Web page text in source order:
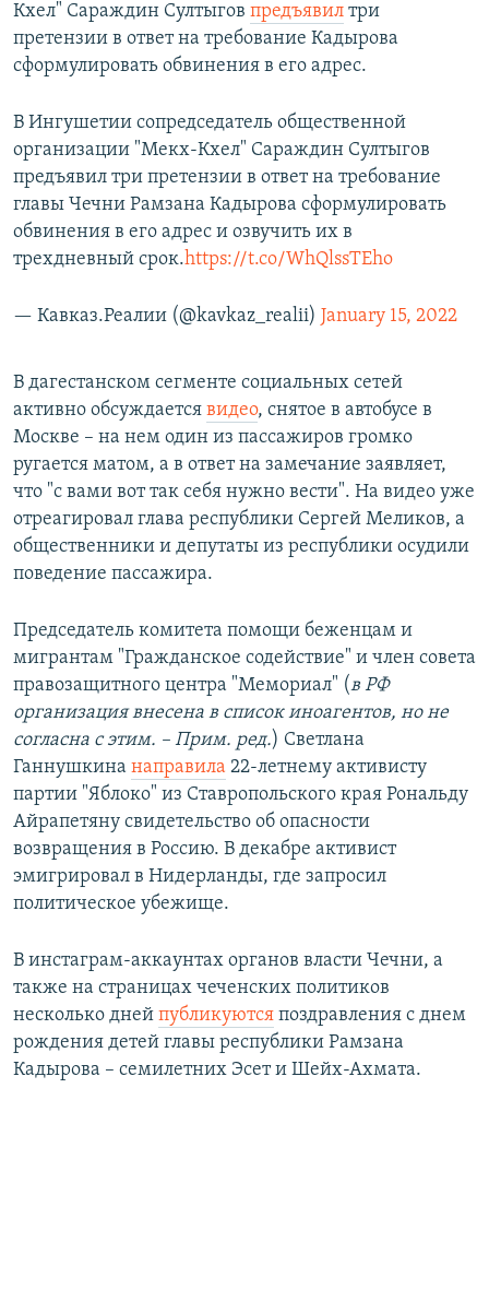
Кхел" Сараждин Султыгов предъявил три
претензии в ответ на требование Кадырова
сформулировать обвинения в его адрес.
В Ингушетии сопредседатель общественной
организации "Мекх-Кхел" Сараждин Султыгов
предъявил три претензии в ответ на требование
главы Чечни Рамзана Кадырова сформулировать
обвинения в его адрес и озвучить их в
трехдневный срок.https://t.co/WhQlssTEho
— Кавказ.Реалии (@kavkaz_realii) January 15, 2022
В дагестанском сегменте социальных сетей
активно обсуждается видео, снятое в автобусе в
Москве – на нем один из пассажиров громко
ругается матом, а в ответ на замечание заявляет,
что "с вами вот так себя нужно вести". На видео уже
отреагировал глава республики Сергей Меликов, а
общественники и депутаты из республики осудили
поведение пассажира.
Председатель комитета помощи беженцам и
мигрантам "Гражданское содействие" и член совета
правозащитного центра "Мемориал" (в РФ
организация внесена в список иноагентов, но не
согласна с этим. – Прим. ред.) Светлана
Ганнушкина направила 22-летнему активисту
партии "Яблоко" из Ставропольского края Рональду
Айрапетяну свидетельство об опасности
возвращения в Россию. В декабре активист
эмигрировал в Нидерланды, где запросил
политическое убежище.
В инстаграм-аккаунтах органов власти Чечни, а
также на страницах чеченских политиков
несколько дней публикуются поздравления с днем
рождения детей главы республики Рамзана
Кадырова – семилетних Эсет и Шейх-Ахмата.